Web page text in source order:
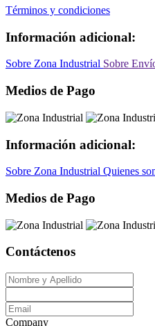
Términos y condiciones
Información adicional:
Sobre Zona Industrial Sobre
Medios de Pago
Información adicional:
Sobre Zona Industrial Quienes
Medios de Pago
Contáctenos
Company